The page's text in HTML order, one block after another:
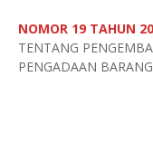
NOMOR 19 TAHUN
TENTANG
PENGADAAN